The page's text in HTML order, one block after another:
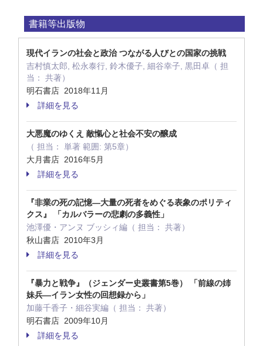
書籍等出版物
現代イランの社会と政治 つながる人びとの国家の挑戦
吉村慎太郎, 松永泰行, 鈴木優子, 細谷幸子, 黒田卓（ 担
当： 共著）
明石書店 2018年11月
詳細を見る
大悪魔のゆくえ 敵愾心と社会不安の醸成
（ 担当： 単著 範囲: 第5章）
大月書店 2016年5月
詳細を見る
『非業の死の記憶―大量の死者をめぐる表象のポリティ
クス』 「カルバラーの悲劇の多義性」
池澤優・アンヌ ブッシィ編（ 担当： 共著）
秋山書店 2010年3月
詳細を見る
『暴力と戦争』（ジェンダー史叢書第5巻） 「前線の姉
妹兵―イラン女性の回想録から」
加藤千香子・細谷実編（ 担当： 共著）
明石書店 2009年10月
詳細を見る